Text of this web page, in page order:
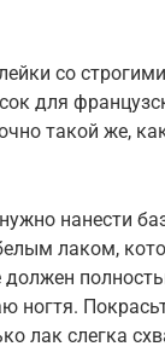
со строгими
для
такой же,
нанести
лаком,
должен
ногтя.
лак слегка